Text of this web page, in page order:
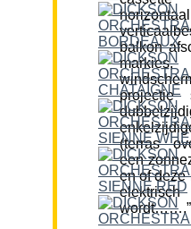
balkon
projectie
(terras
een
en of deze
wordt…….”